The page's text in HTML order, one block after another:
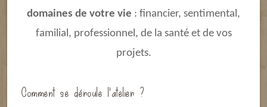
domaines de votre vie : financier, sentimental,
familial, professionnel, de la santé et de vos
projets.
Comment se déroule l’atelier ?